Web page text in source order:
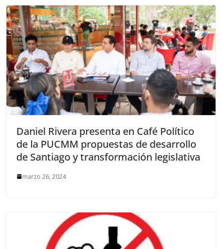
Daniel Rivera presenta en Café Político
de la PUCMM propuestas de desarrollo
de Santiago y transformación legislativa
marzo 26, 2024